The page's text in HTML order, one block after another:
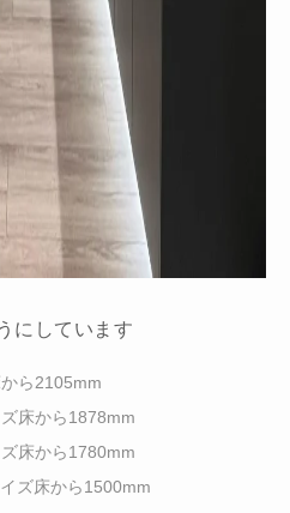
にしています
ら2105mm
床から1878mm
床から1780mm
ズ床から1500mm